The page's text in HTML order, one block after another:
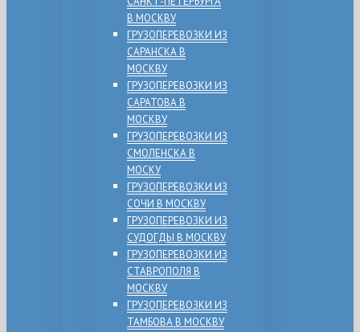
В МОСКВУ
ГРУЗОПЕРЕВОЗКИ ИЗ
САРАНСКА В
МОСКВУ
ГРУЗОПЕРЕВОЗКИ ИЗ
САРАТОВА В
МОСКВУ
ГРУЗОПЕРЕВОЗКИ ИЗ
СМОЛЕНСКА В
МОСКУ
ГРУЗОПЕРЕВОЗКИ ИЗ
СОЧИ В МОСКВУ
ГРУЗОПЕРЕВОЗКИ ИЗ
СУДОГДЫ В МОСКВУ
ГРУЗОПЕРЕВОЗКИ ИЗ
СТАВРОПОЛЯ В
МОСКВУ
ГРУЗОПЕРЕВОЗКИ ИЗ
ТАМБОВА В МОСКВУ